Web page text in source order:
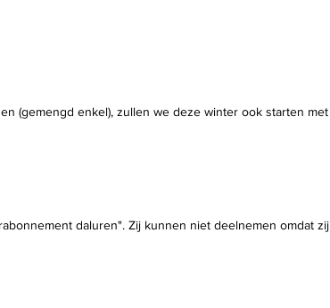
(gemengd enkel), zullen we deze winter ook starten met
daluren". Zij kunnen niet deelnemen omdat zij